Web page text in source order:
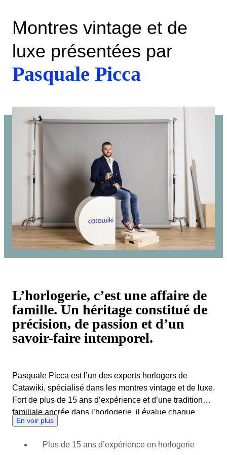
Montres vintage et de
luxe présentées par
Pasquale Picca
L’horlogerie, c’est une affaire de
famille. Un héritage constitué de
précision, de passion et d’un
savoir-faire intemporel.
Pasquale Picca est l’un des experts horlogers de
Catawiki, spécialisé dans les montres vintage et de luxe.
Fort de plus de 15 ans d’expérience et d’une tradition
familiale ancrée dans l’horlogerie, il évalue chaque
pièce avec la rigueur d’un maître horloger afin de
en vente. Le parcours de Pasquale dans l’horlogerie a
En voir plus
Plus de 15 ans d’expérience en horlogerie